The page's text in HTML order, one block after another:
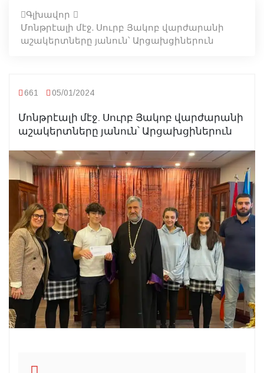
Գլխավոր
Մոնթրէալի մէջ. Սուրբ Յակոբ վարժարանի
աշակերտները յանուն՝ Արցախցիներուն
661 05/01/2024
Մոնթրէալի մէջ. Սուրբ Յակոբ վարժարանի
աշակերտները յանուն՝ Արցախցիներուն